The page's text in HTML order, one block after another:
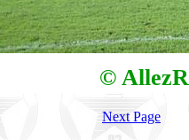
©
Next Page